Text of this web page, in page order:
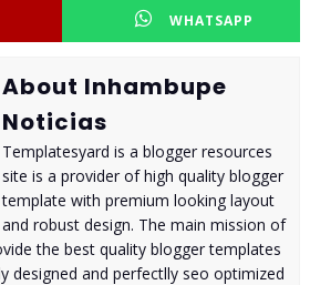
WHATSAPP
About Inhambupe
Noticias
Templatesyard is a blogger resources
site is a provider of high quality blogger
template with premium looking layout
and robust design. The main mission of
the best quality blogger templates
designed and perfectlly seo optimized